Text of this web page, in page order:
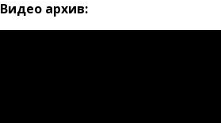
Видео архив: